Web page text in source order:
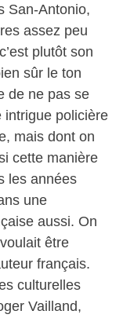
San-Antonio,
assez peu
plutôt son
sûr le ton
de ne pas se
intrigue policière
mais dont on
cette manière
les années
une
aussi. On
être
français.
culturelles
Vailland,